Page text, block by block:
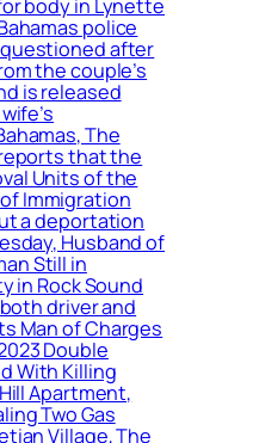
body in Lynette
police
after
the couple’s
is released
The
that the
Units of the
Immigration
a deportation
Husband of
Still in
in Rock Sound
driver and
Man of Charges
Double
With Killing
Apartment,
Two Gas
Village, The